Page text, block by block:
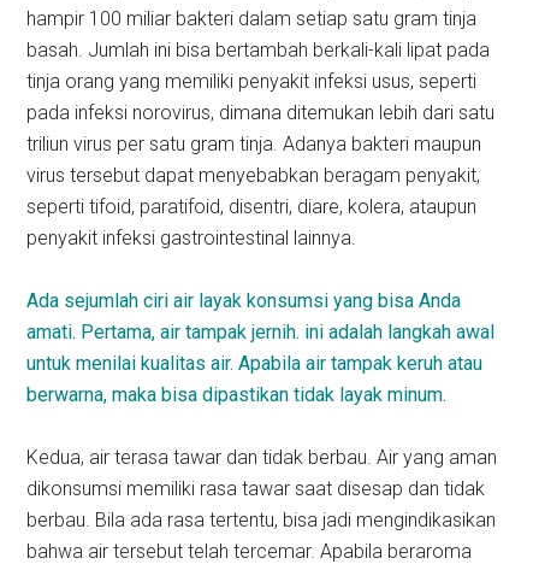
hampir 100 miliar bakteri dalam setiap satu gram tinja
basah. Jumlah ini bisa bertambah berkali-kali lipat pada
tinja orang yang memiliki penyakit infeksi usus, seperti
pada infeksi norovirus, dimana ditemukan lebih dari satu
triliun virus per satu gram tinja. Adanya bakteri maupun
virus tersebut dapat menyebabkan beragam penyakit,
seperti tifoid, paratifoid, disentri, diare, kolera, ataupun
penyakit infeksi gastrointestinal lainnya.
Ada sejumlah ciri air layak konsumsi yang bisa Anda
amati. Pertama, air tampak jernih. ini adalah langkah awal
untuk menilai kualitas air. Apabila air tampak keruh atau
berwarna, maka bisa dipastikan tidak layak minum.
Kedua, air terasa tawar dan tidak berbau. Air yang aman
dikonsumsi memiliki rasa tawar saat disesap dan tidak
berbau. Bila ada rasa tertentu, bisa jadi mengindikasikan
bahwa air tersebut telah tercemar. Apabila beraroma